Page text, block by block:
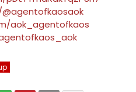
aok_agentofkaos